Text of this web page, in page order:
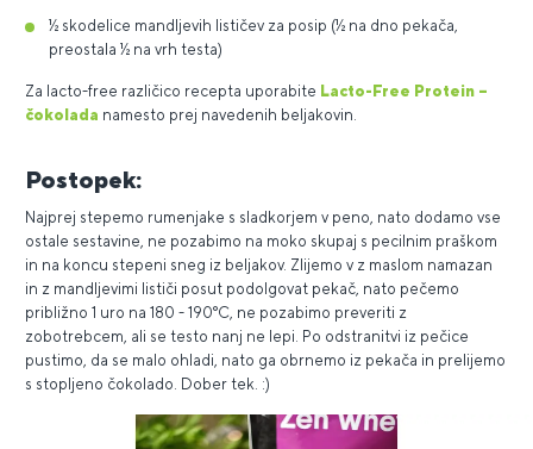
½ skodelice mandljevih lističev za posip (½ na dno pekača,
preostala ½ na vrh testa)
Za lacto-free različico recepta uporabite Lacto-Free Protein –
čokolada namesto prej navedenih beljakovin.
Postopek:
Najprej stepemo rumenjake s sladkorjem v peno, nato dodamo vse
ostale sestavine, ne pozabimo na moko skupaj s pecilnim praškom
in na koncu stepeni sneg iz beljakov. Zlijemo v z maslom namazan
in z mandljevimi lističi posut podolgovat pekač, nato pečemo
približno 1 uro na 180 - 190°C, ne pozabimo preveriti z
zobotrebcem, ali se testo nanj ne lepi. Po odstranitvi iz pečice
pustimo, da se malo ohladi, nato ga obrnemo iz pekača in prelijemo
s stopljeno čokolado. Dober tek. :)